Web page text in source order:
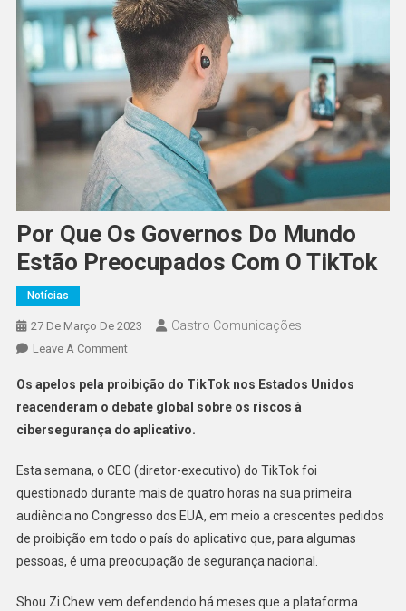
Por Que Os Governos Do Mundo
Estão Preocupados Com O TikTok
Notícias
27 De Março De 2023 Castro Comunicações
Leave A Comment
Os apelos pela proibição do TikTok nos Estados Unidos
reacenderam o debate global sobre os riscos à
cibersegurança do aplicativo.
Esta semana, o CEO (diretor-executivo) do TikTok foi
questionado durante mais de quatro horas na sua primeira
audiência no Congresso dos EUA, em meio a crescentes pedidos
de proibição em todo o país do aplicativo que, para algumas
pessoas, é uma preocupação de segurança nacional.
Shou Zi Chew vem defendendo há meses que a plataforma